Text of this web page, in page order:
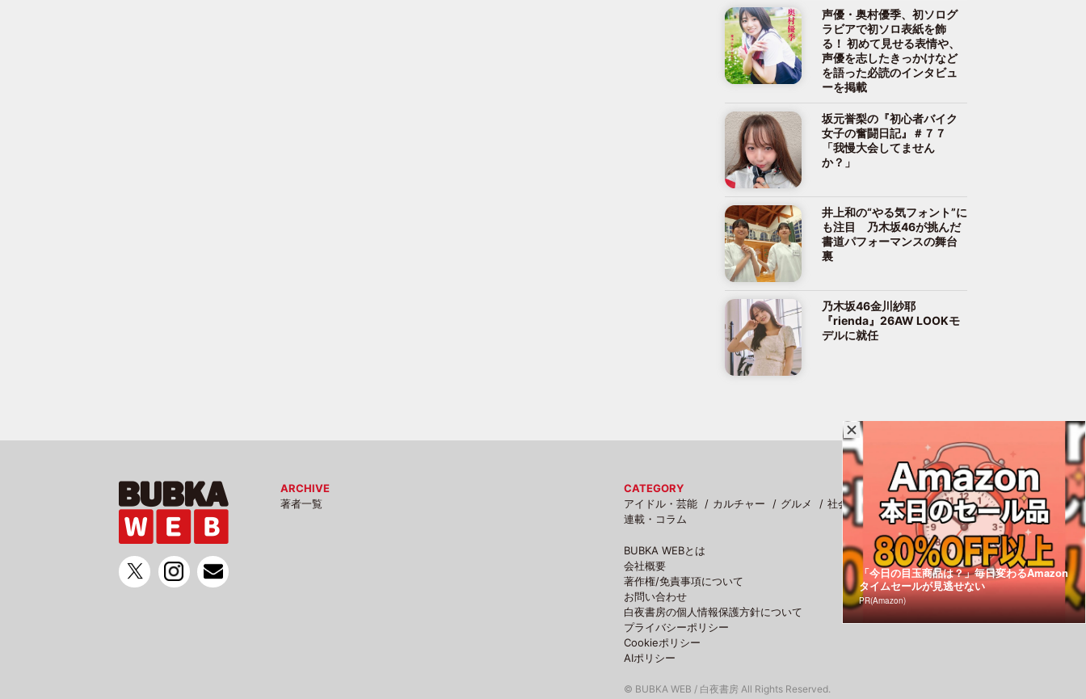
声優・奥村優季、初ソログ
ラビアで初ソロ表紙を飾
る！ 初めて見せる表情や、
声優を志したきっかけなど
を語った必読のインタビュ
ーを掲載
坂元誉梨の『初心者バイク
女子の奮闘日記』＃７７
「我慢大会してません
か？」
井上和の“やる気フォント”に
も注目 乃木坂46が挑んだ
書道パフォーマンスの舞台
裏
乃木坂46金川紗耶
『rienda』26AW LOOKモ
デルに就任
ARCHIVE
著者一覧
CATEGORY
アイドル・芸能
カルチャー グルメ 社会
スポーツ
連載・コラム
BUBKA WEBとは
会社概要
著作権/免責事項について
お問い合わせ
白夜書房の個人情報保護方針について
プライバシーポリシー
Cookieポリシー
AIポリシー
© BUBKA WEB / 白夜書房 All Rights Reserved.
「今日の目玉商品は？」毎日変わるAmazon
タイムセールが見逃せない
PR(Amazon)